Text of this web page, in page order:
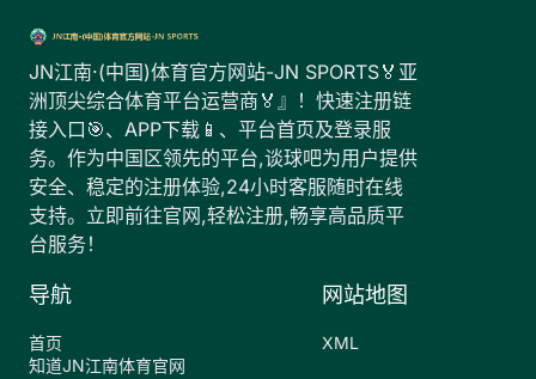
JN江南·(中国)体育官方网站-JN SPORTS🏅亚
洲顶尖综合体育平台运营商🏅』！快速注册链
接入口🎯、APP下载📱、平台首页及登录服
务。作为中国区领先的平台,谈球吧为用户提供
安全、稳定的注册体验,24小时客服随时在线
支持。立即前往官网,轻松注册,畅享高品质平
台服务！
导航
首页
知道JN江南体育官网
网站地图
XML